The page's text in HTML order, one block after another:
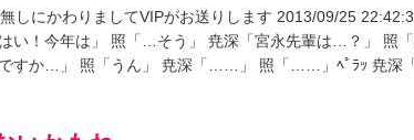
しにかわりましてVIPがお送りします 2013/09/25
い！今年は」 照「…そう」 尭深「宮永先輩は…？」 照
ですか…」 照「うん」 尭深「……」 照「……」ﾍﾟﾗｯ 尭